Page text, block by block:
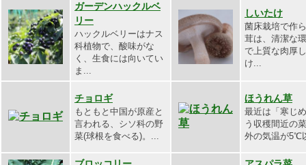
ガーデンハックルベ
リー
ハックルベリーはナス
科植物で、酸味がな
く、生食には向いてい
ま...
しいたけ
菌床栽培で作
茸は、清潔な
で上質な肉厚
け...
チョロギ
もともと中国が原産と
言われる、シソ科の野
菜(球根を食べる)。...
ほうれん草
最近は「寒じ
う収穫間近の
外の気温が5℃